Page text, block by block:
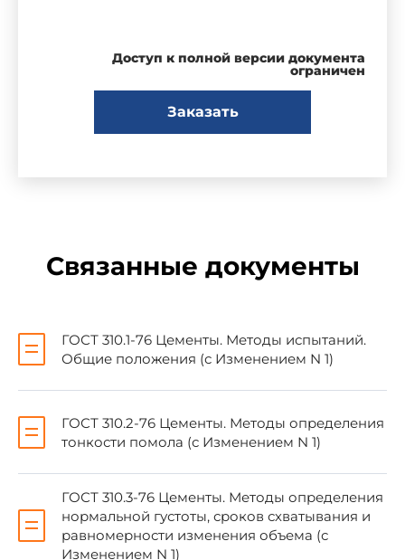
ТЕХНИЧЕСКИЕ ДОКУМЕНТЫ
Обозначение НТД, на который дана ссылка
ГОСТ 3476-74
ГОСТ 5382-91
ГОСТ 6139-91
ГОСТ 30515-97
Доступ к полной версии документа
ограничен
Заказать
Связанные документы
ГОСТ 310.1-76 Цементы. Методы испытаний.
Общие положения (с Изменением N 1)
ГОСТ 310.2-76 Цементы. Методы определения
тонкости помола (с Изменением N 1)
ГОСТ 310.3-76 Цементы. Методы определения
нормальной густоты, сроков схватывания и
равномерности изменения объема (с
Изменением N 1)